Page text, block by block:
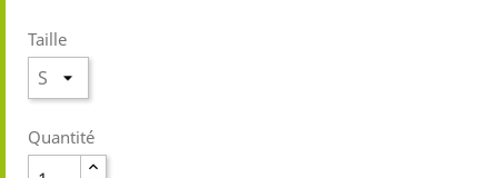
Taille
Quantité